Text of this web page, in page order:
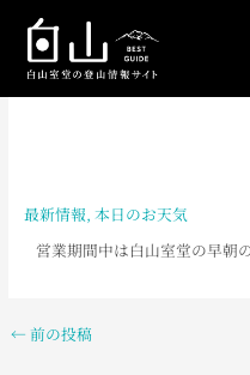
最新情報, 本日のお天気
営業期間中は白山室堂の早朝
←前の投稿